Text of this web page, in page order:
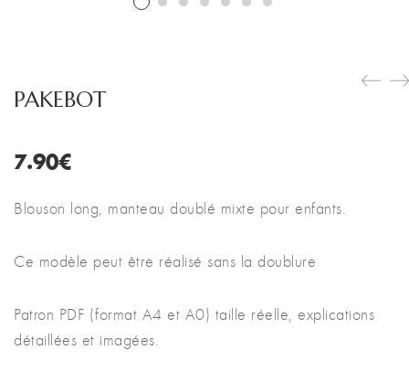
PAKEBOT
7.90€
Blouson long, manteau doublé mixte pour enfants.
Ce modèle peut être réalisé sans la doublure
Patron PDF (format A4 et A0) taille réelle, explications
détaillées et imagées.